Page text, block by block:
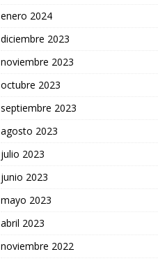
enero 2024
diciembre 2023
noviembre 2023
octubre 2023
septiembre 2023
agosto 2023
julio 2023
junio 2023
mayo 2023
abril 2023
noviembre 2022